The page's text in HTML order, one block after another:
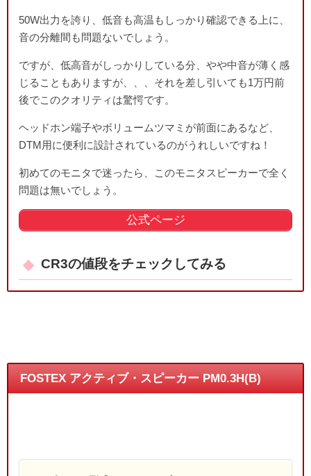
50W出力を誇り、低音も高温もしっかり確認できる上に、
音の分離間も問題ないでしょう。
ですが、低高音がしっかりしている分、やや中音が薄く感
じることもありますが、、、それを差し引いても1万円前
後でこのクオリティは驚愕です。
ヘッドホン端子やボリュームツマミが前面にあるなど、
DTM用に便利に設計されているのがうれしいですね！
初めてのモニタで迷ったら、このモニタスピーカーで全く
問題は無いでしょう。
公式ページ
CR3の値段をチェックしてみる
FOSTEX アクティブ・スピーカー PM0.3H(B)